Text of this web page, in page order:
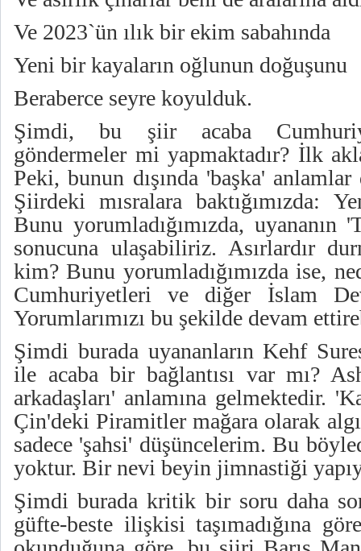
Ve 2023`ün ılık bir ekim sabahında
Yeni bir kayaların oğlunun doğuşunu
Beraberce seyre koyulduk.
Şimdi, bu şiir acaba
göndermeler mi yapmaktadır? İlk
Peki, bunun dışında 'başka'
Şiirdeki mısralara baktığımızda:
Bunu yorumladığımızda,
sonucuna ulaşabiliriz. Asırlardır
kim? Bunu yorumladığımızda ise,
Cumhuriyetleri ve diğer İslam
Yorumlarımızı bu şekilde devam
Şimdi burada uyananların Kehf
ile acaba bir bağlantısı var mı?
arkadaşları' anlamına gelmektedir.
Çin'deki Piramitler mağara olarak
sadece 'şahsi' düşüncelerim. Bu
yoktur. Bir nevi beyin jimnastiği
Şimdi burada kritik bir soru daha
güfte-beste ilişkisi taşımadığına